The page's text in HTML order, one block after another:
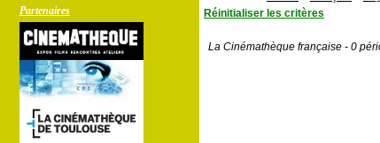
Partenaires
Réinitialiser les critères
La Cinémathèque française - 0